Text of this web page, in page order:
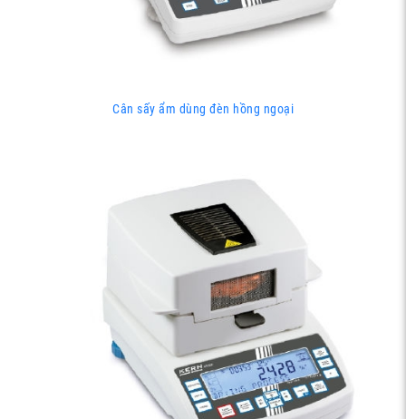
Cân sấy ẩm dùng đèn hồng ngoại